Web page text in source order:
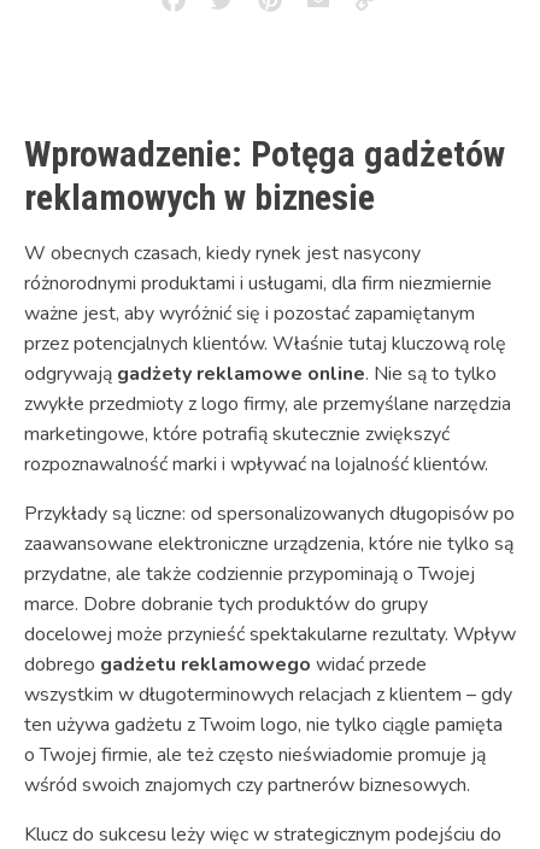
FacebookTwitterPinterestEmailCopy
Wprowadzenie: Potęga gadżetów
reklamowych w biznesie
W obecnych czasach, kiedy rynek jest nasycony
różnorodnymi produktami i usługami, dla firm niezmiernie
ważne jest, aby wyróżnić się i pozostać zapamiętanym
przez potencjalnych klientów. Właśnie tutaj kluczową rolę
odgrywają gadżety reklamowe online. Nie są to tylko
zwykłe przedmioty z logo firmy, ale przemyślane narzędzia
marketingowe, które potrafią skutecznie zwiększyć
rozpoznawalność marki i wpływać na lojalność klientów.
Przykłady są liczne: od spersonalizowanych długopisów po
zaawansowane elektroniczne urządzenia, które nie tylko są
przydatne, ale także codziennie przypominają o Twojej
marce. Dobre dobranie tych produktów do grupy
docelowej może przynieść spektakularne rezultaty. Wpływ
dobrego gadżetu reklamowego widać przede
wszystkim w długoterminowych relacjach z klientem – gdy
ten używa gadżetu z Twoim logo, nie tylko ciągle pamięta
o Twojej firmie, ale też często nieświadomie promuje ją
wśród swoich znajomych czy partnerów biznesowych.
Klucz do sukcesu leży więc w strategicznym podejściu do